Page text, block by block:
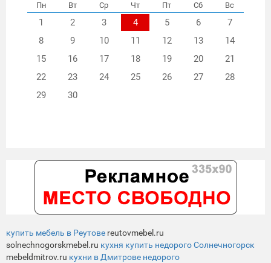
Пн Вт Ср Чт Пт Сб Вс
1 2 3 4 5 6
7
8
9 10 11 12 13
14
15
16 17 18 19 20
21
22
23 24 25 26 27
28
29
30
купить мебель в Реутове reutovmebel.ru
solnechnogorskmebel.ru кухня купить недорого Солнечногорск
mebeldmitrov.ru кухни в Дмитрове недорого